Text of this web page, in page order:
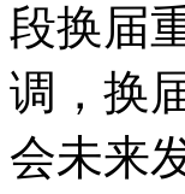
段换届
调，换
会未来